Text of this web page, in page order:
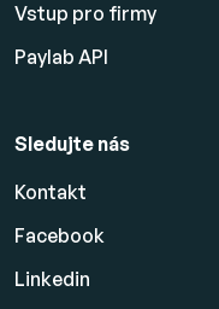
Vstup pro firmy
Paylab API
Sledujte nás
Kontakt
Facebook
Linkedin